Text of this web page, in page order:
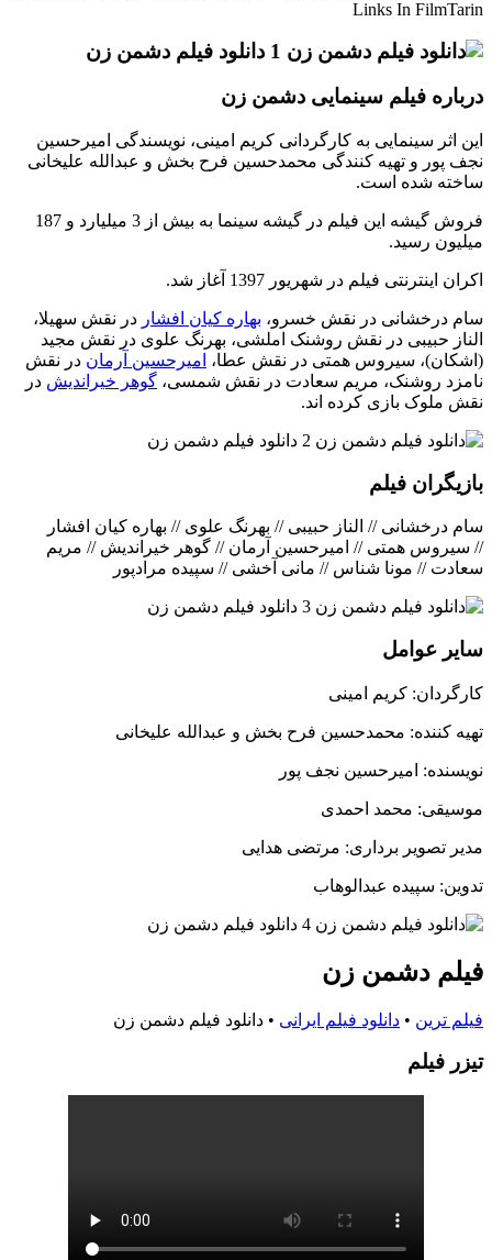
Links In FilmTarin
درباره فیلم سینمایی دشمن زن
این اثر سینمایی به کارگردانی کریم امینی، نویسندگی امیرحسین
نجف پور و تهیه کنندگی محمدحسین فرح بخش و عبدالله علیخانی
ساخته شده است.
فروش گیشه این فیلم در گیشه سینما به بیش از 3 میلیارد و 187
میلیون رسید.
اکران اینترنتی فیلم در شهریور 1397 آغاز شد.
سام درخشانی در نقش خسرو، بهاره کیان افشار در نقش سهیلا،
الناز حبیبی در نقش روشنک املشی، بهرنگ علوی در نقش مجید
(اشکان)، سیروس همتی در نقش عطا، امیرحسین آرمان در نقش
نامزد روشنک، مریم سعادت در نقش شمسی، گوهر خیراندیش در
نقش ملوک بازی کرده اند.
بازیگران فیلم
سام درخشانی // الناز حبیبی // بهرنگ علوی // بهاره کیان افشار
// سیروس همتی // امیرحسین آرمان // گوهر خیراندیش // مریم
سعادت // مونا شناس // مانی آخشی // سپیده مرادپور
سایر عوامل
کارگردان: کریم امینی
تهیه کننده: محمدحسین فرح بخش و عبدالله علیخانی
نویسنده: امیرحسین نجف پور
موسیقی: محمد احمدی
مدیر تصویر برداری: مرتضی هدایی
تدوین: سپیده عبدالوهاب
فیلم دشمن زن
فیلم ترین • دانلود فیلم ایرانی • دانلود فیلم دشمن زن
تيزر فيلم